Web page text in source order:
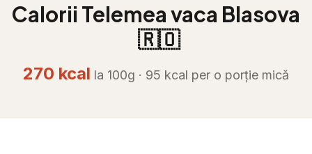
Calorii Telemea vaca Blasova
🇷🇴
270 kcal la 100g · 95 kcal per o porție mică